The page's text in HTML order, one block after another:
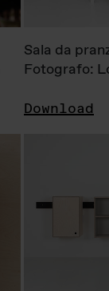
Sala da
Fotografo:
Download